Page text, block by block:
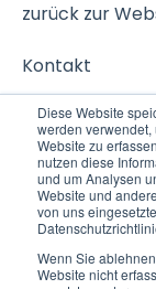
Diese Website
werden verwendet,
Website zu
nutzen diese
und um Analysen
Website und
von uns
Wenn Sie
Website nicht
zurück zur
Kontakt
© 2025 VITAS